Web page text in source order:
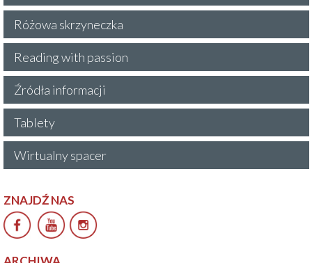
Różowa skrzyneczka
Reading with passion
Źródła informacji
Tablety
Wirtualny spacer
ZNAJDŹ NAS